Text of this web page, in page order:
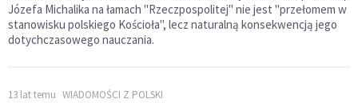
Józefa Michalika na łamach "Rzeczpospolitej" nie jest "przełomem w
stanowisku polskiego Kościoła", lecz naturalną konsekwencją jego
dotychczasowego nauczania.
13 lat temu WIADOMOŚCI Z POLSKI